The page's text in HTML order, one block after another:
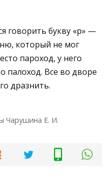
говорить букву «р» —
который не мог
пароход, у него
палоход. Все во дворе
дразнить.
Чарушина Е. И.